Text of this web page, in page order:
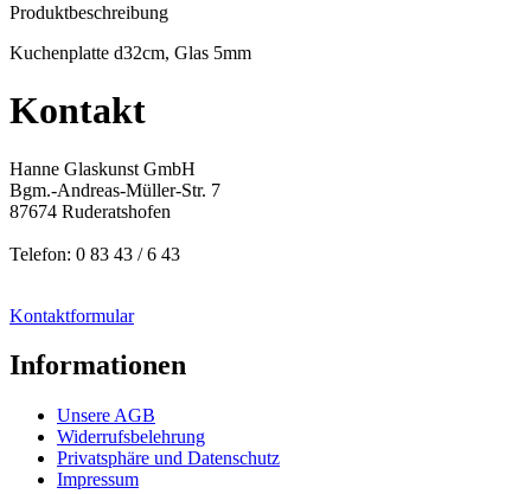
Produktbeschreibung
Kuchenplatte d32cm, Glas 5mm
Kontakt
Hanne Glaskunst GmbH
Bgm.-Andreas-Müller-Str. 7
87674 Ruderatshofen
Telefon: 0 83 43 / 6 43
Kontaktformular
Informationen
Unsere AGB
Widerrufsbelehrung
Privatsphäre und Datenschutz
Impressum